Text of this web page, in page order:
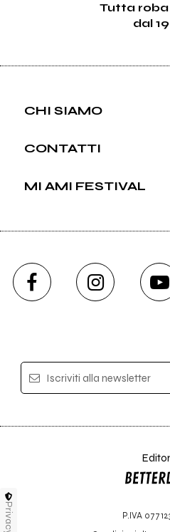
Tutta
dal
CHI SIAMO
CONTATTI
MI AMI FESTIVAL
Iscriviti alla newsletter
P.IVA
Privacy